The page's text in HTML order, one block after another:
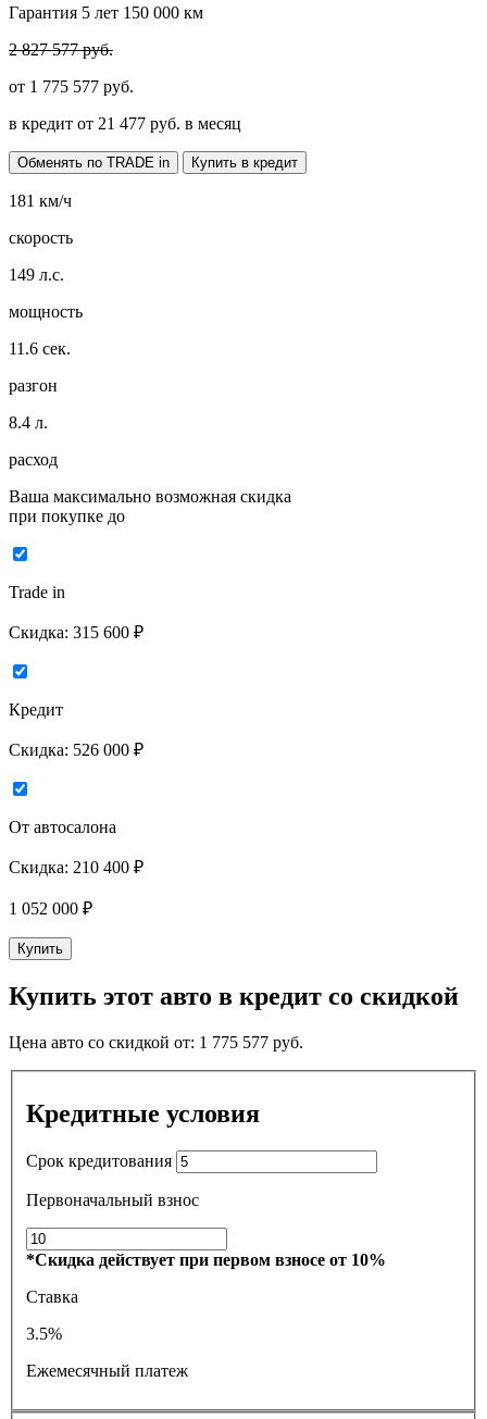
Гарантия 5 лет 150 000 км
2 827 577 руб.
от 1 775 577 руб.
в кредит от 21 477 руб. в месяц
Обменять по TRADE in Купить в кредит
181 км/ч
скорость
149 л.с.
мощность
11.6 сек.
разгон
8.4 л.
расход
Ваша максимально возможная скидка
при покупке до
Trade in
Скидка: 315 600 ₽
Кредит
Скидка: 526 000 ₽
От автосалона
Скидка: 210 400 ₽
1 052 000 ₽
Купить
Купить этот авто в кредит со скидкой
Цена авто со скидкой от: 1 775 577 руб.
Кредитные условия
Срок кредитования
Первоначальный взнос
*Скидка действует при первом взносе от 10%
Ставка
3.5%
Ежемесячный платеж